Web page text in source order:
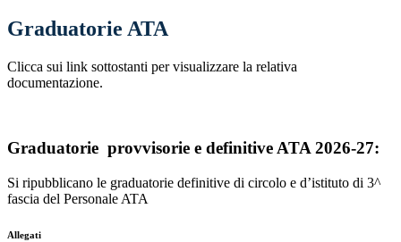
Graduatorie ATA
Clicca sui link sottostanti per visualizzare la relativa
documentazione.
Graduatorie provvisorie e definitive ATA 2026-27:
Si ripubblicano le graduatorie definitive di circolo e d’istituto di 3^
fascia del Personale ATA
Allegati